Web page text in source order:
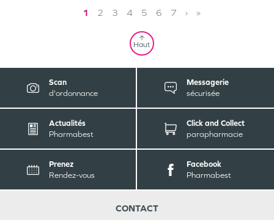
1 2 3 4 5 6 7 › »
Haut
Scan
d'ordonnance
Messagerie
sécurisée
Actualités
Pharmabest
Click and Collect
parapharmacie
Prenez
Rendez-vous
Facebook
Pharmabest
CONTACT